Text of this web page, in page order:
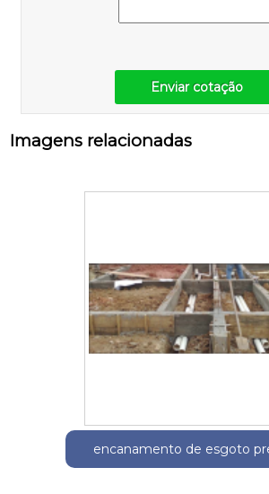
Enviar cotação
Imagens relacionadas
encanamento de esgoto